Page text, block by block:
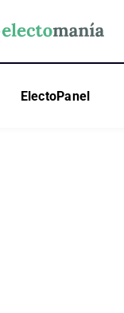
ElectoPanel